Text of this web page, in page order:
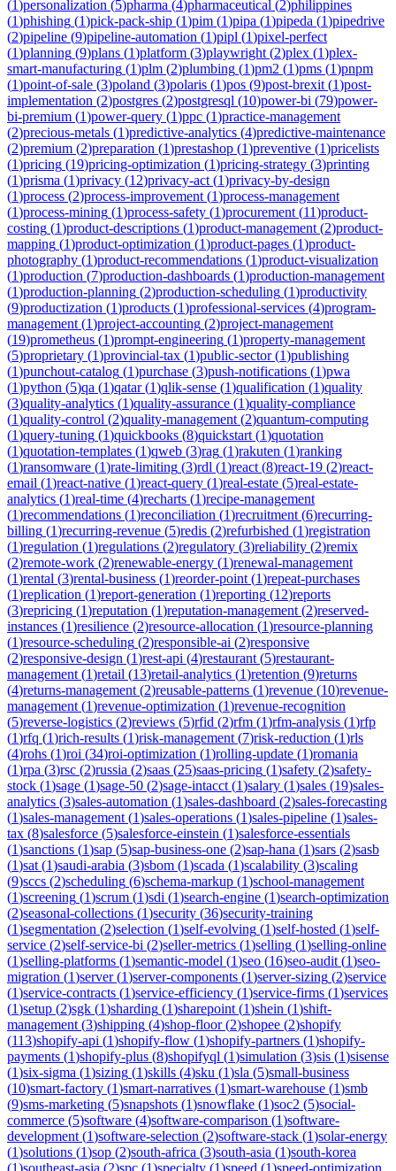
(1)personalization (5)pharma (4)pharmaceutical (2)philippines
(1)phishing (1)pick-pack-ship (1)pim (1)pipa (1)pipeda (1)pipedrive
(2)pipeline (9)pipeline-automation (1)pipl (1)pixel-perfect
(1)planning (9)plans (1)platform (3)playwright (2)plex (1)plex-
smart-manufacturing (1)plm (2)plumbing (1)pm2 (1)pms (1)pnpm
(1)point-of-sale (3)poland (3)polaris (1)pos (9)post-brexit (1)post-
implementation (2)postgres (2)postgresql (10)power-bi (79)power-
bi-premium (1)power-query (1)ppc (1)practice-management
(2)precious-metals (1)predictive-analytics (4)predictive-maintenance
(2)premium (2)preparation (1)prestashop (1)preventive (1)pricelists
(1)pricing (19)pricing-optimization (1)pricing-strategy (3)printing
(1)prisma (1)privacy (12)privacy-act (1)privacy-by-design
(1)process (2)process-improvement (1)process-management
(1)process-mining (1)process-safety (1)procurement (11)product-
costing (1)product-descriptions (1)product-management (2)product-
mapping (1)product-optimization (1)product-pages (1)product-
photography (1)product-recommendations (1)product-visualization
(1)production (7)production-dashboards (1)production-management
(1)production-planning (2)production-scheduling (1)productivity
(9)productization (1)products (1)professional-services (4)program-
management (1)project-accounting (2)project-management
(19)prometheus (1)prompt-engineering (1)property-management
(5)proprietary (1)provincial-tax (1)public-sector(1)publishing
(1)punchout-catalog (1)purchase (3)push-notifications (1)pwa
(1)python (5)qa (1)qatar(1)qlik-sense (1)qualification (1)quality
(3)quality-analytics (1)quality-assurance (1)quality-compliance
(1)quality-control (2)quality-management (2)quantum-computing
(1)query-tuning (1)quickbooks (8)quickstart (1)quotation
(1)quotation-templates (1)qweb (3)rag (1)rakuten (1)ranking
(1)ransomware (1)rate-limiting (3)rdl (1)react (8)react-19 (2)react-
email (1)react-native (1)react-query (1)real-estate (5)real-estate-
analytics (1)real-time (4)recharts (1)recipe-management
(1)recommendations (1)reconciliation (1)recruitment (6)recurring-
billing (1)recurring-revenue (5)redis (2)refurbished (1)registration
(1)regulation (1)regulations (2)regulatory (3)reliability (2)remix
(2)remote-work (2)renewable-energy (1)renewal-management
(1)rental (3)rental-business (1)reorder-point (1)repeat-purchases
(1)replication (1)report-generation (1)reporting (12)reports
(3)repricing (1)reputation (1)reputation-management (2)reserved-
instances (1)resilience (2)resource-allocation (1)resource-planning
(1)resource-scheduling (2)responsible-ai (2)responsive
(2)responsive-design (1)rest-api (4)restaurant (5)restaurant-
management (1)retail (13)retail-analytics (1)retention (9)returns
(4)returns-management (2)reusable-patterns (1)revenue (10)revenue-
management (1)revenue-optimization (1)revenue-recognition
(5)reverse-logistics (2)reviews (5)rfid (2)rfm (1)rfm-analysis (1)rfp
(1)rfq (1)rich-results (1)risk-management (7)risk-reduction (1)rls
(4)rohs (1)roi (34)roi-optimization (1)rolling-update (1)romania
(1)rpa (3)rsc (2)russia (2)saas (25)saas-pricing (1)safety (2)safety-
stock (1)sage (1)sage-50 (2)sage-intacct (1)salary (1)sales (19)sales-
analytics (3)sales-automation (1)sales-dashboard (2)sales-forecasting
(1)sales-management (1)sales-operations (1)sales-pipeline (1)sales-
tax (8)salesforce (5)salesforce-einstein (1)salesforce-essentials
(1)sanctions (1)sap (5)sap-business-one (2)sap-hana (1)sars (2)sasb
(1)sat (1)saudi-arabia (3)sbom (1)scada (1)scalability (3)scaling
(9)sccs (2)scheduling (6)schema-markup (1)school-management
(1)screening (1)scrum (1)sdi (1)search-engine (1)search-optimization
(2)seasonal-collections (1)security (36)security-training
(1)segmentation (2)selection (1)self-evolving (1)self-hosted (1)self-
service (2)self-service-bi (2)seller-metrics (1)selling (1)selling-online
(1)selling-platforms (1)semantic-model (1)seo (16)seo-audit (1)seo-
migration (1)server(1)server-components (1)server-sizing (2)service
(1)service-contracts (1)service-efficiency (1)service-firms (1)services
(1)setup (2)sgk (1)sharding (1)sharepoint (1)shein (1)shift-
management (3)shipping (4)shop-floor(2)shopee (2)shopify
(113)shopify-api (1)shopify-flow (1)shopify-partners (1)shopify-
payments (1)shopify-plus (8)shopifyql (1)simulation (3)sis (1)sisense
(1)six-sigma (1)sizing (1)skills (4)sku (1)sla (5)small-business
(10)smart-factory (1)smart-narratives (1)smart-warehouse (1)smb
(9)sms-marketing (5)snapshots (1)snowflake (1)soc2 (5)social-
commerce (5)software (4)software-comparison (1)software-
development (1)software-selection (2)software-stack (1)solar-energy
(1)solutions (1)sop (2)south-africa (3)south-asia (1)south-korea
(1)southeast-asia (2)spc (1)specialty (1)speed (1)speed-optimization